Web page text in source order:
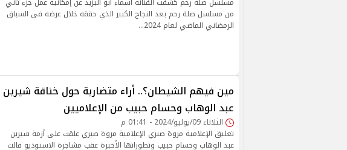
من مسلسل صلة رحم بعد النجاح الكبير الذي حققه خلال عرضه في السباق
الرمضاني الماضي لعام 2024…
مين فيهم الشيطان؟.. أراء متضاربة حول خناقة شيرين
عبد الوهاب وحسام حبيب من الإعلاميين
الثلاثاء 09/يوليو/2024 - 01:41 م
تعليق الإعلامية مروة صبري الإعلامية مروة صبري علقت على أزمة شيرين
عبد الوهاب وحسام حبيب وتطوراتها الأخيرة عقب مشاجرة الاستوديو قالت